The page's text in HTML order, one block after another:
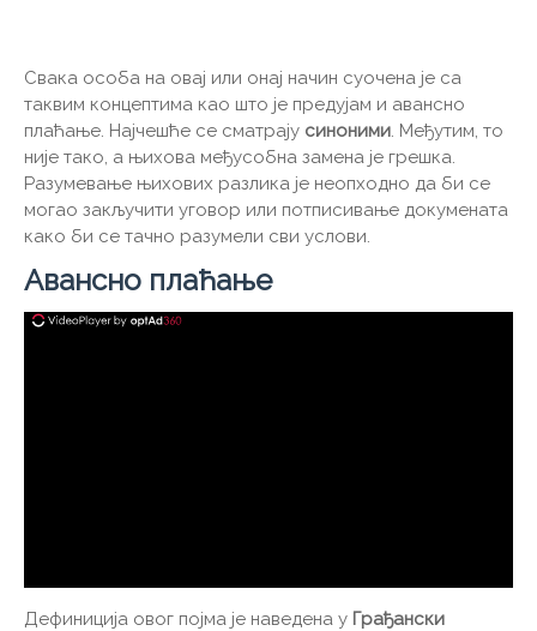
Свака особа на овај или онај начин суочена је са
таквим концептима као што је предујам и авансно
плаћање. Најчешће се сматрају синоними. Међутим, то
није тако, а њихова међусобна замена је грешка.
Разумевање њихових разлика је неопходно да би се
могао закључити уговор или потписивање докумената
како би се тачно разумели сви услови.
Авансно плаћање
Дефиниција овог појма је наведена у Грађански